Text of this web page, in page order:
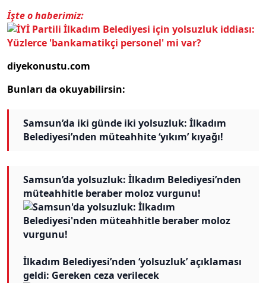
İşte o haberimiz:
diyekonustu.com
Bunları da okuyabilirsin:
Samsun’da iki günde iki yolsuzluk: İlkadım
Belediyesi’nden müteahhite ‘yıkım’ kıyağı!
Samsun’da yolsuzluk: İlkadım Belediyesi’nden
müteahhitle beraber moloz vurgunu!
İlkadım Belediyesi’nden ‘yolsuzluk’ açıklaması
geldi: Gereken ceza verilecek